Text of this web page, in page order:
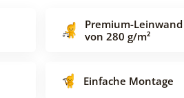
Premium-
von 280 g/m²
Einfache Montage